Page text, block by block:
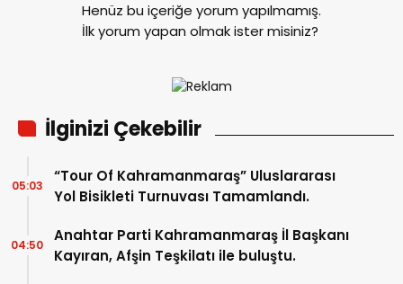
Henüz bu içeriğe yorum yapılmamış.
İlk yorum yapan olmak ister misiniz?
İlginizi Çekebilir
“Tour Of Kahramanmaraş” Uluslararası
Yol Bisikleti Turnuvası Tamamlandı.
05:03
Anahtar Parti Kahramanmaraş İl Başkanı
Kayıran, Afşin Teşkilatı ile buluştu.
04:50